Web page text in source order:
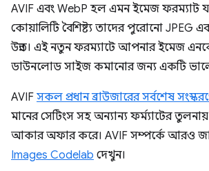
AVIF এবং WebP হল এমন ইমেজ ফরম্যাট
কোয়ালিটি বৈশিষ্ট্য তাদের পুরোনো JPEG
উন্নত। এই নতুন ফরম্যাটে আপনার ইমেজ
ডাউনলোড সাইজ কমানোর জন্য একটি
AVIF সকল প্রধান ব্রাউজারের সর্বশেষ
মানের সেটিংস সহ অন্যান্য ফর্ম্যাটের
আকার অফার করে। AVIF সম্পর্কে আরও
Images Codelab দেখুন।